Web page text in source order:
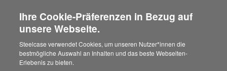
Are you in United States?
Would you like to see Products we sell in
your region?
Americas
Ihre Cookie-Präferenzen in Bezug auf
unsere Webseite.
Steelcase verwendet Cookies, um unseren Nutzer*innen die
bestmögliche Auswahl an Inhalten und das beste Webseiten-
Erlebenis zu bieten.